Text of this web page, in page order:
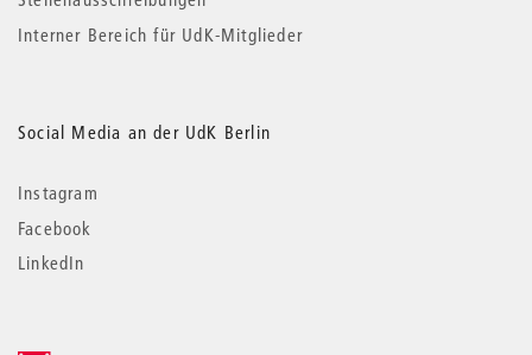
Interner Bereich für UdK-Mitglieder
Social Media an der UdK Berlin
Instagram
Facebook
LinkedIn